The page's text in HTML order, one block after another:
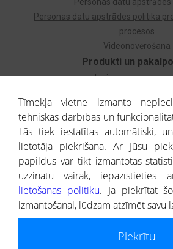
Produkti un
Izziņa par
Dzimtas koks
Uzņēmumu atlase
Monitorings
Kredītizziņa par ārvalstu
Personas datu apstrādes politika
procesos
Videonovērošana
® CREDITREFORM Latvija
SIA
Tīmekļa vietne izmanto
tehniskās darbības un
Tās tiek iestatītas automātiski,
lietotāja piekrišana. Ar Jūsu
papildus var tikt izmantotas
uzzinātu vairāk, iepazīstieties
lietošanas politiku. Ja piekrītat
izmantošanai, lūdzam atzīmēt savu
Piekrītu